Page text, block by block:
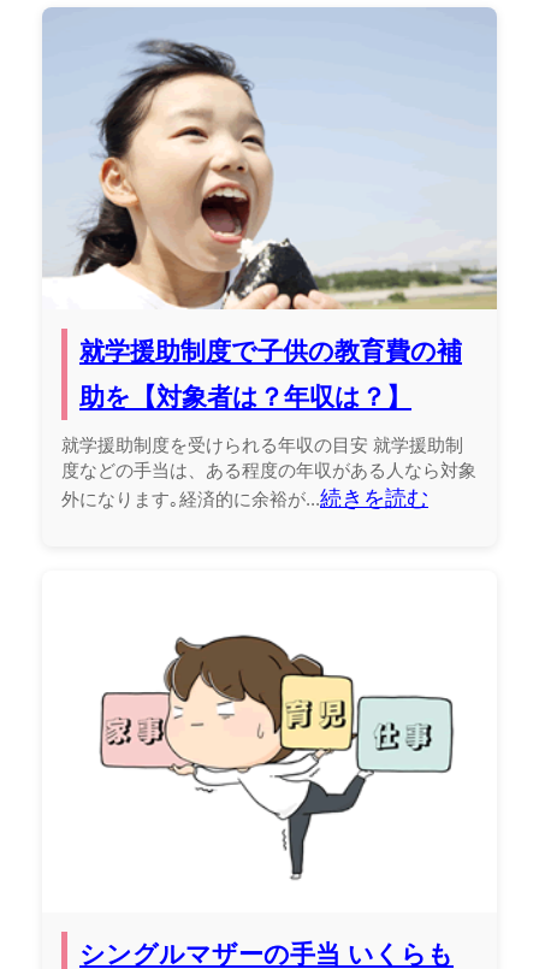
就学援助制度で子供の教育費の補
助を【対象者は？年収は？】
就学援助制度を受けられる年収の目安 就学援助制
度などの手当は、ある程度の年収がある人なら対象
外になります｡経済的に余裕が...続きを読む
シングルマザーの手当 いくらも